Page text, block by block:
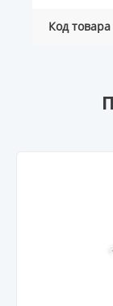
Код товара